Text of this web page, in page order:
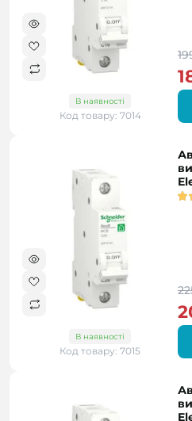
В наявності
Код товару: 7014
В наявності
Код товару: 7015